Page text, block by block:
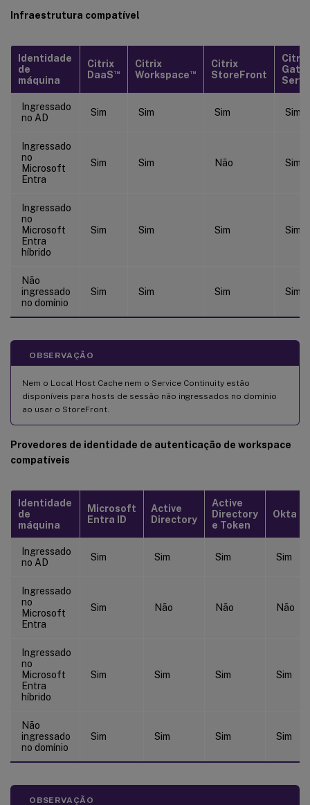
Infraestrutura compatível
Identidade
de
máquina
Citrix
DaaS™
Citrix
Workspace™
Citrix
StoreFront
Citrix
Ingressado
no AD
Sim Sim Sim Sim
Ingressado
no
Microsoft
Entra
Sim Sim Não Sim
Ingressado
no
Microsoft
Entra
híbrido
Sim Sim Sim Sim
Não
ingressado
no domínio
Sim Sim Sim Sim
OBSERVAÇÃO
Nem o Local Host Cache nem o Service Continuity estão
disponíveis para hosts de sessão não ingressados no domínio
ao usar o StoreFront.
Provedores de identidade de autenticação de workspace
compatíveis
Identidade
de
máquina
Microsoft
Entra ID
Active
Directory
Active
Directory
e Token
Okta
Ingressado
no AD
Sim Sim Sim Sim
Ingressado
no
Microsoft
Entra
Sim Não Não Não
Ingressado
no
Microsoft
Entra
híbrido
Sim Sim Sim Sim
Não
ingressado
no domínio
Sim Sim Sim Sim
OBSERVAÇÃO